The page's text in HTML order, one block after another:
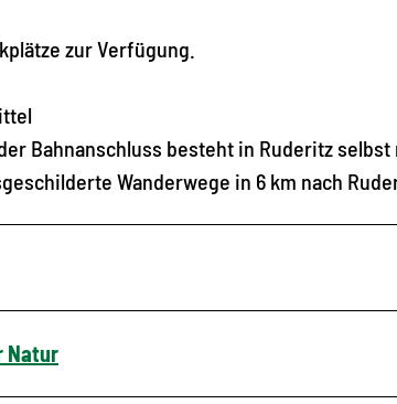
zur Verfügung.
Bahnanschluss besteht in Ruderitz
Wanderwege in 6 km nach
Natur